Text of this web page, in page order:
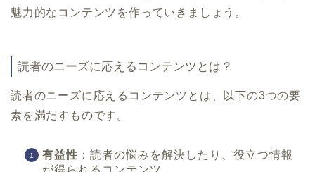
魅力的なコンテンツを作っていきましょう。
読者のニーズに応えるコンテンツとは？
読者のニーズに応えるコンテンツとは、以下の3つの要
素を満たすものです。
有益性 ：読者の悩みを解決したり、役立つ情報